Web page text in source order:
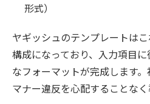
形式）
ヤギッシュのテンプレートは
構成になっており、入力項目
なフォーマットが完成します。
マナー違反を心配することなく